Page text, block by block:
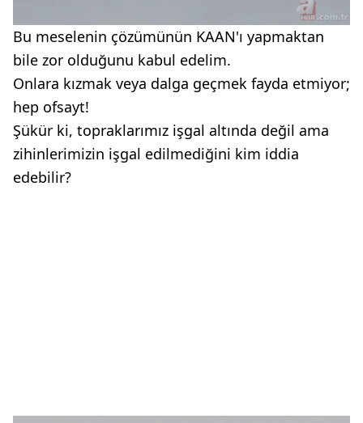
Bu meselenin çözümünün KAAN'ı yapmaktan
bile zor olduğunu kabul edelim.
Onlara kızmak veya dalga geçmek fayda etmiyor;
hep ofsayt!
Şükür ki, topraklarımız işgal altında değil ama
zihinlerimizin işgal edilmediğini kim iddia
edebilir?